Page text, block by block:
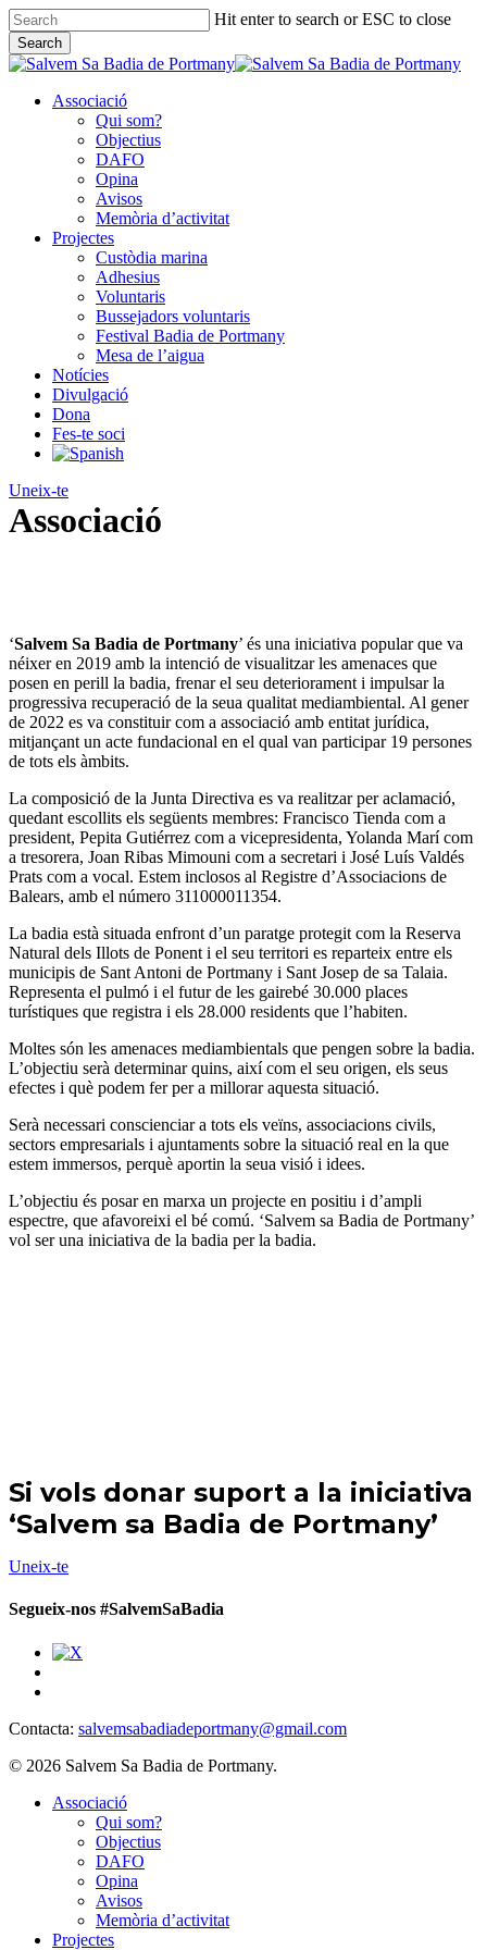
Skip
to
main
content
Hit enter to search or ESC to close
Search
Close
Associació
Qui som?
Objectius
DAFO
Opina
Avisos
Memòria d’activitat
Projectes
Custòdia marina
Adhesius
Voluntaris
Bussejadors voluntaris
Festival Badia de Portmany
Mesa de l’aigua
Notícies
Divulgació
Dona
Fes-te soci
Uneix-te
Associació
‘Salvem Sa Badia de Portmany’ és una iniciativa popular que va
néixer en 2019 amb la intenció de visualitzar les amenaces que
posen en perill la badia, frenar el seu deteriorament i impulsar la
progressiva recuperació de la seua qualitat mediambiental. Al gener
de 2022 es va constituir com a associació amb entitat jurídica,
mitjançant un acte fundacional en el qual van participar 19 persones
de tots els àmbits.
La composició de la Junta Directiva es va realitzar per aclamació,
quedant escollits els següents membres: Francisco Tienda com a
president, Pepita Gutiérrez com a vicepresidenta, Yolanda Marí com
a tresorera, Joan Ribas Mimouni com a secretari i José Luís Valdés
Prats com a vocal. Estem inclosos al Registre d’Associacions de
Balears, amb el número 311000011354.
La badia està situada enfront d’un paratge protegit com la Reserva
Natural dels Illots de Ponent i el seu territori es reparteix entre els
municipis de Sant Antoni de Portmany i Sant Josep de sa Talaia.
Representa el pulmó i el futur de les gairebé 30.000 places
turístiques que registra i els 28.000 residents que l’habiten.
Moltes són les amenaces mediambientals que pengen sobre la badia.
L’objectiu serà determinar quins, així com el seu origen, els seus
efectes i què podem fer per a millorar aquesta situació.
Serà necessari conscienciar a tots els veïns, associacions civils,
sectors empresarials i ajuntaments sobre la situació real en la que
estem immersos, perquè aportin la seua visió i idees.
L’objectiu és posar en marxa un projecte en positiu i d’ampli
espectre, que afavoreixi el bé comú. ‘Salvem sa Badia de Portmany’
vol ser una iniciativa de la badia per la badia.
Si vols donar suport a la iniciativa
‘Salvem sa Badia de Portmany’
Uneix-te
Segueix-nos #SalvemSaBadia
Contacta: salvemsabadiadeportmany@gmail.com
© 2026 Salvem Sa Badia de Portmany.
Close
Associació
Qui som?
Objectius
DAFO
Opina
Avisos
Memòria d’activitat
Projectes